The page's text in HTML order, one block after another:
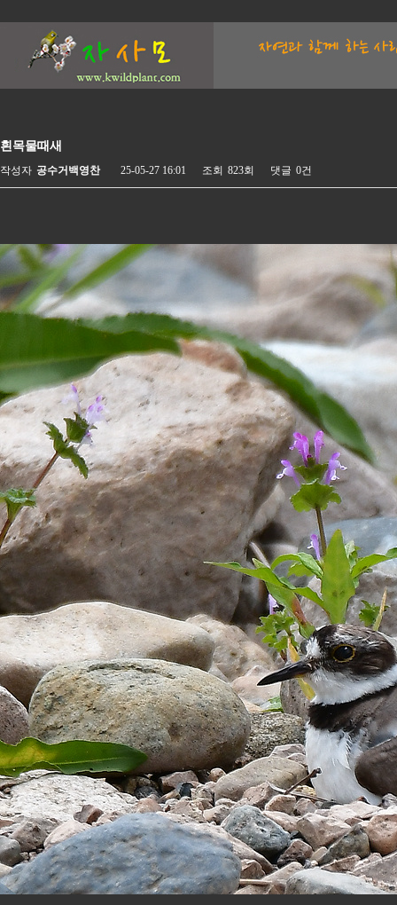
흰목물때새
작성자 공수거백영찬 25-05-27 16:01 조회 823회 댓글 0건